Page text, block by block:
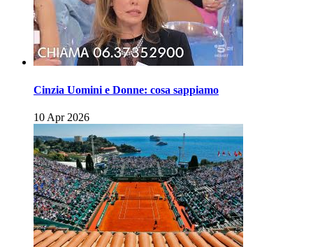
Cinzia Uomini e Donne: cosa sappiamo
10 Apr 2026